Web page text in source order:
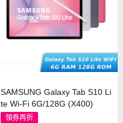
SAMSUNG Galaxy Tab S10 Li
te Wi-Fi 6G/128G (X400)
領券再折